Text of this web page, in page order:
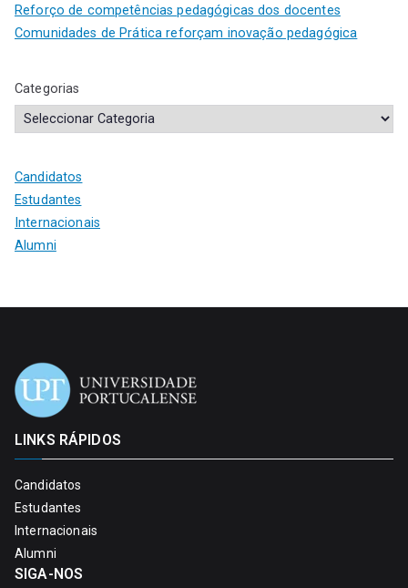
Reforço de competências pedagógicas dos docentes
Comunidades de Prática reforçam inovação pedagógica
Categorias
Candidatos
Estudantes
Internacionais
Alumni
LINKS RÁPIDOS
Candidatos
Estudantes
Internacionais
Alumni
SIGA-NOS